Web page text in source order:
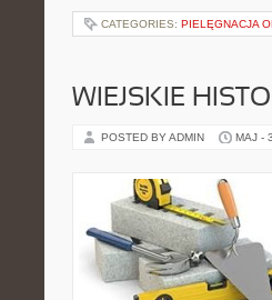
CATEGORIES: PIELĘGNACJA
WIEJSKIE
POSTED BY ADMIN MAJ -